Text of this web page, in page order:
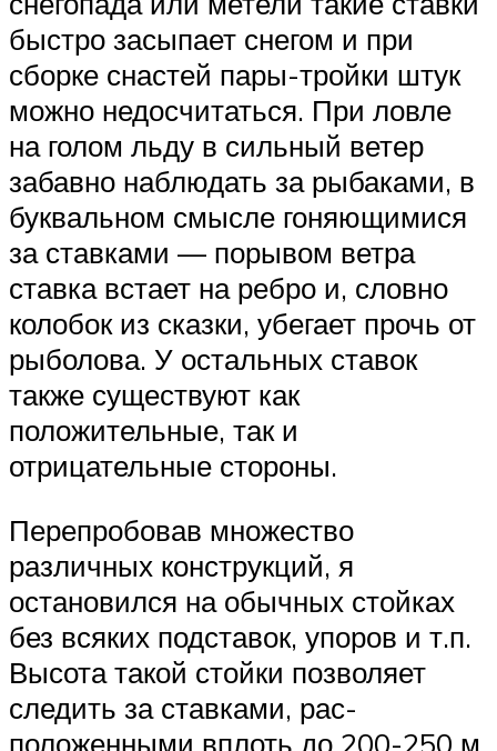
быстро засыпает снегом и при
сборке снастей пары-тройки штук
можно недосчитаться. При ловле
на голом льду в сильный ветер
забавно наблюдать за рыбаками, в
буквальном смысле гоняющимися
за ставками — порывом ветра
ставка встает на ребро и, словно
колобок из сказки, убегает прочь от
рыболова. У остальных ставок
также существуют как
положительные, так и
отрицательные стороны.
Перепробовав множество
различных конструкций, я
остановился на обычных стойках
без всяких подставок, упоров и т.п.
Высота такой стойки позволяет
следить за ставками, рас­
положенными вплоть до 200-250 м